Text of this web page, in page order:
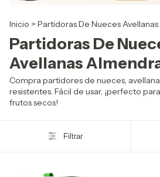
Inicio > Partidoras De Nueces
Partidoras De
Avellanas
Compra partidores de nueces,
resistentes. Fácil de usar, ¡perfecto
frutos secos!
Filtrar